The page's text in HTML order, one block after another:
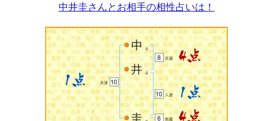
中井圭さんとお相手の相性占いは！